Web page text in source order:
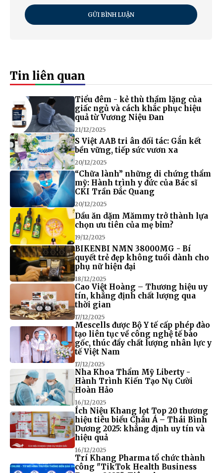
GỬI BÌNH LUẬN
Tin liên quan
Tiểu đêm - kẻ thù thầm lặng của
giấc ngủ và cách khắc phục hiệu
quả từ Vương Niệu Đan
21/12/2025
S Việt AAB tri ân đối tác: Gắn kết
bền vững, tiếp sức vươn xa
20/12/2025
“Chữa lành” những di chứng thẩm
mỹ: Hành trình y đức của Bác sĩ
CKI Trần Đắc Quang
20/12/2025
Dầu ăn dặm Mămmy trở thành lựa
chọn ưu tiên của mẹ bỉm?
19/12/2025
BIKENBI NMN 38000MG - Bí
quyết trẻ đẹp không tuổi dành cho
phụ nữ hiện đại
18/12/2025
Cao Việt Hoàng – Thương hiệu uy
tín, khẳng định chất lượng qua
thời gian
17/12/2025
Mescells được Bộ Y tế cấp phép đào
tạo liên tục về công nghệ tế bào
gốc, thúc đẩy chất lượng nhân lực y
tế Việt Nam
17/12/2025
Nha Khoa Thẩm Mỹ Liberty -
Hành Trình Kiến Tạo Nụ Cười
Hoàn Hảo
16/12/2025
Ích Niệu Khang lọt Top 20 thương
hiệu tiêu biểu Châu Á – Thái Bình
Dương 2025: khẳng định uy tín và
hiệu quả
16/12/2025
Trí Khang Pharma tổ chức thành
công "TikTok Health Business